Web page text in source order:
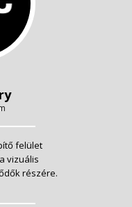
felület
vizuális
részére.